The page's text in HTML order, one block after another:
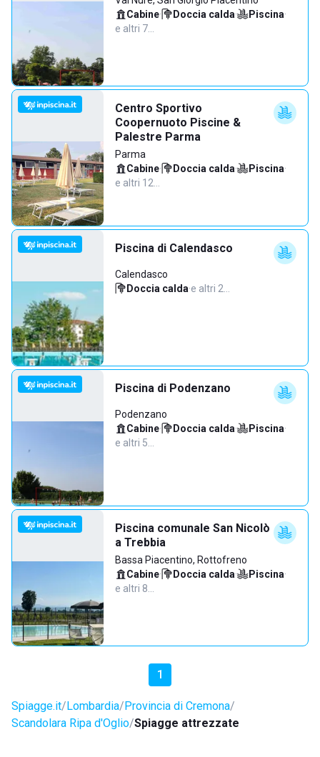
Cabine· Doccia calda· Piscina·
e altri 7…
Centro Sportivo
Coopernuoto Piscine &
Palestre Parma
Parma
Cabine· Doccia calda· Piscina·
e altri 12…
Piscina di Calendasco
Calendasco
Doccia calda·e altri 2…
Piscina di Podenzano
Podenzano
Cabine· Doccia calda· Piscina·
e altri 5…
Piscina comunale San Nicolò
a Trebbia
Bassa Piacentino, Rottofreno
Cabine· Doccia calda· Piscina·
e altri 8…
1
Spiagge.it Lombardia Provincia di Cremona
Scandolara Ripa d'Oglio Spiagge attrezzate